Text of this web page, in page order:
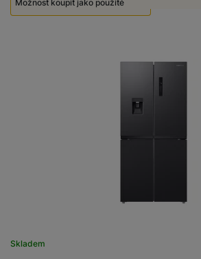
Možnost koupit jako použité
Skladem